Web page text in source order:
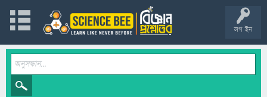
লগ ইন